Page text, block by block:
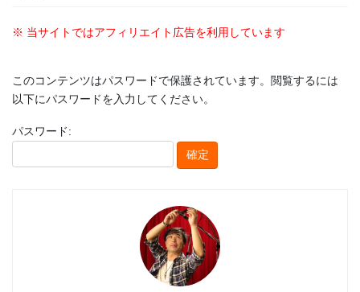
※ 当サイトではアフィリエイト広告を利用しています
このコンテンツはパスワードで保護されています。閲覧するには
以下にパスワードを入力してください。
パスワード: